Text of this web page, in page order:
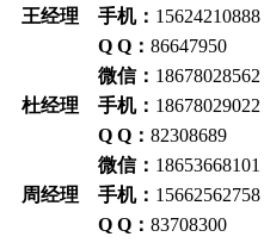
王经理 手机： 15624210888
Q Q： 86647950
微信： 18678028562
杜经理 手机： 18678029022
Q Q： 82308689
微信： 18653668101
周经理 手机： 15662562758
Q Q： 83708300